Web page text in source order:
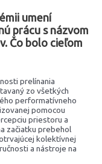
umení
prácu s názvom
Čo bolo cieľom
prelínania
zo všetkých
performatívneho
pomocou
priestoru a
začiatku prebehol
kolektívnej
a nástroje na